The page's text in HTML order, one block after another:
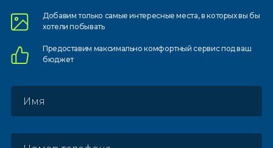
Добавим только самыеинтересные места, в которыхвы бы
хотели побывать
Предоставим максимально комфортныйсервис под ваш
бюджет